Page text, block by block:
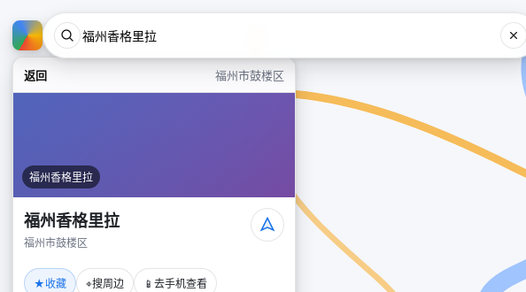
返回 福州市鼓楼区
福州香格里拉
福州香格里拉
福州市鼓楼区
★收藏 ⌖搜周边 📱 去手机查看